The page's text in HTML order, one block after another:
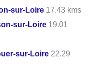
sur-Loire 17.43 kms
sur-Loire 19.01
sur-Loire 22.29